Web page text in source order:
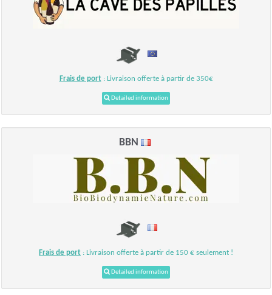
Frais de port: Livraison offerte à partir de 350€
Detailed information
BBN
Frais de port : Livraison offerte à partir de 150 € seulement !
Detailed information